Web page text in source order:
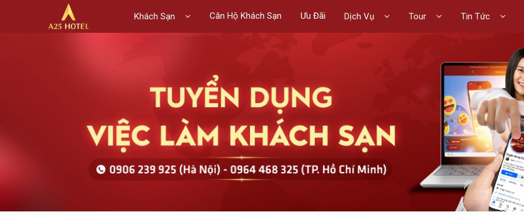
Khách Sạn Căn Hộ Khách Sạn Ưu Đãi Dịch Vụ Tour Tin Tức